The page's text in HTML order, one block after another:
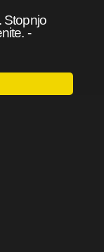
Stopnjo
-